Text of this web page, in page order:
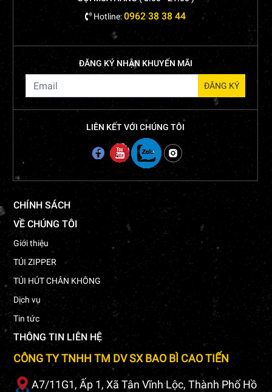
Hotline:0962 38 38 44
ĐĂNG KÝ NHẬN KHUYẾN MÃI
LIÊN KẾT VỚI CHÚNG TÔI
CHÍNH SÁCH
VỀ CHÚNG TÔI
Giới thiệu
TÚI ZIPPER
TÚI HÚT CHÂN KHÔNG
Dịch vụ
Tin tức
THÔNG TIN LIÊN HỆ
CÔNG TY TNHH TM DV SX BAO BÌ CAO TIẾN
A7/11G1, Ấp 1, Xã Tân Vĩnh Lộc, Thành Phố Hồ